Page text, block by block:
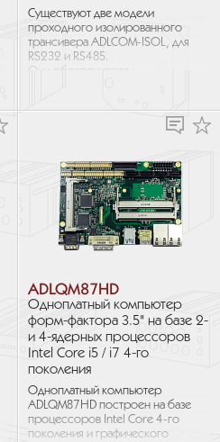
Существуют две модели
проходного изолированного
трансивера ADLCOM-ISOL, для
RS232 и RS485.
Они обеспечивают
системы в условиях сильных...
ADLQM87HD
Одноплатный компьютер
форм-фактора 3.5" на базе 2-
и 4-ядерных процессоров
Intel Core i5 / i7 4-го
поколения
Одноплатный компьютер
ADLQM87HD построен на базе
процессоров Intel Core 4-го
поколения и графического